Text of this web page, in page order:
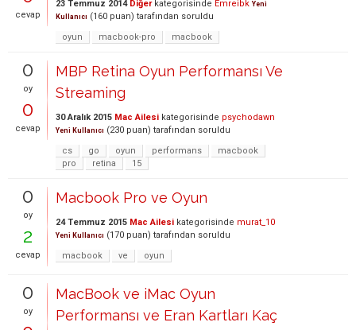
cevap
23 Temmuz 2014 Diğerkategorisinde Emreibk Yeni
Kullanıcı (160 puan) tarafından soruldu
oyun
macbook-pro macbook
0
oy
0
cevap
MBP Retina Oyun Performansı Ve
Streaming
30 Aralık 2015 Mac Ailesi kategorisinde psychodawn
Yeni Kullanıcı (230 puan) tarafından soruldu
cs
go oyun performans
macbook
pro
retina 15
0
oy
2
cevap
Macbook Pro ve Oyun
24 Temmuz 2015 Mac Ailesi kategorisinde murat_10
Yeni Kullanıcı (170 puan) tarafından soruldu
macbook
ve oyun
0
oy
MacBook ve iMac Oyun
Performansı ve Eran Kartları Kaç